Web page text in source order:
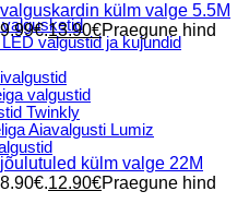
valgustid ja kujundid
valgustid
Twinkly
Aiavalgusti Lumiz
külm valge 5.5M
13.90€Praegune hind
külm valge 22M
12.90€Praegune hind